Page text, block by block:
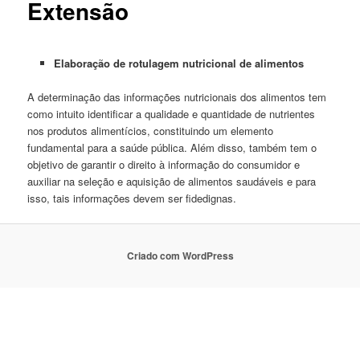
Extensão
Elaboração de rotulagem nutricional de alimentos
A determinação das informações nutricionais dos alimentos tem
como intuito identificar a qualidade e quantidade de nutrientes
nos produtos alimentícios, constituindo um elemento
fundamental para a saúde pública. Além disso, também tem o
objetivo de garantir o direito à informação do consumidor e
auxiliar na seleção e aquisição de alimentos saudáveis e para
isso, tais informações devem ser fidedignas.
Criado com WordPress